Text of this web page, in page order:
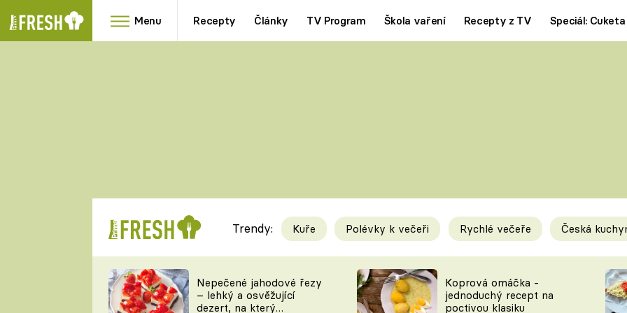
Menu Recepty Články TV Program Škola vaření Recepty z TV Speciál: Cuketa
RYCHLOVKY
Videorecepty
TEĎ VAŘÍ ŠÉF!
Tipy a triky
KAM ZA JÍDLEM
Trendy: Kuře Polévky k večeři Rychlé večeře Česká
Nepečené jahodové řezy
– lehký a osvěžující
dezert, na který
Koprová omáčka -
jednoduchý recept na
poctivou klasiku